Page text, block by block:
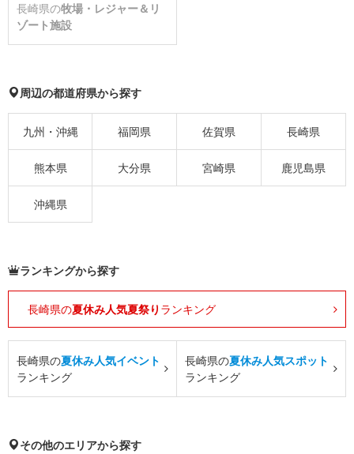
長崎県の牧場・レジャー＆リ
ゾート施設
周辺の都道府県から探す
九州・沖縄 福岡県 佐賀県 長崎県
熊本県 大分県 宮崎県 鹿児島県
沖縄県
ランキングから探す
長崎県の夏休み人気夏祭り ランキング
長崎県の夏休み人気イベント
ランキング
長崎県の夏休み人気スポット
ランキング
その他のエリアから探す